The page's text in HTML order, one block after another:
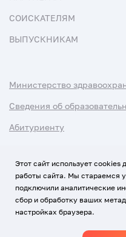
СОИСКАТЕЛЯМ
ВЫПУСКНИКАМ
Министерство
Сведения об
Абитуриенту
Использование Cookies
Политика обработки
Этот сайт использует cookies
работы сайта. Мы стараемся
подключили аналитические
сбор и обработку ваших
настройках браузера.